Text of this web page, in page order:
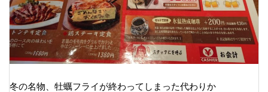
冬の名物、牡蠣フライが終わってしまった代わりか